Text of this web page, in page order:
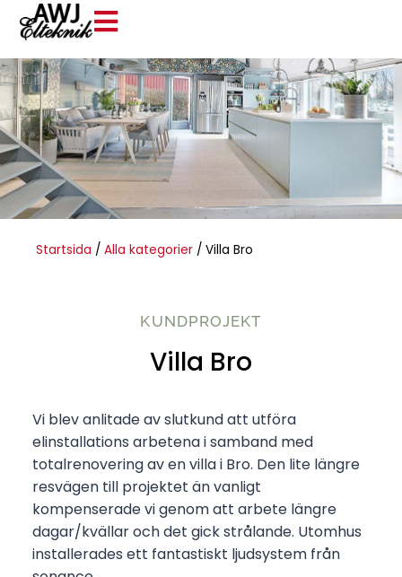
Startsida / Alla kategorier/ Villa Bro
KUNDPROJEKT
Villa Bro
Vi blev anlitade av slutkund att utföra
elinstallations arbetena i samband med
totalrenovering av en villa i Bro. Den lite längre
resvägen till projektet än vanligt
kompenserade vi genom att arbete längre
dagar/kvällar och det gick strålande. Utomhus
installerades ett fantastiskt ljudsystem från